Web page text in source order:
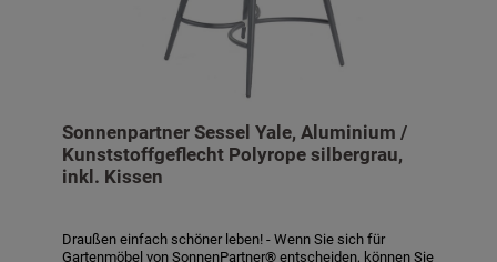
Sonnenpartner Sessel Yale, Aluminium /
Kunststoffgeflecht Polyrope silbergrau,
inkl. Kissen
Draußen einfach schöner leben! - Wenn Sie sich für
Gartenmöbel von SonnenPartner® entscheiden, können Sie